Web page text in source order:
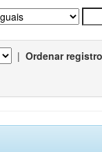
| Ordenar